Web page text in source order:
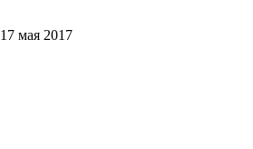
17 мая 2017